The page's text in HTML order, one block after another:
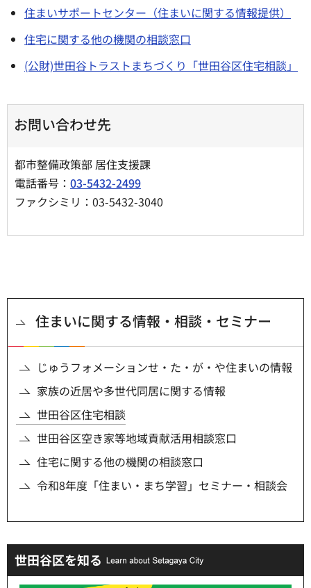
住まいサポートセンター（住まいに関する情報提供）
住宅に関する他の機関の相談窓口
(公財)世田谷トラストまちづくり「世田谷区住宅相談」
お問い合わせ先
都市整備政策部 居住支援課
電話番号： 03-5432-2499
ファクシミリ：03-5432-3040
住まいに関する情報・相談・セミナー
じゅうフォメーションせ・た・が・や住まいの情報
家族の近居や多世代同居に関する情報
世田谷区住宅相談
世田谷区空き家等地域貢献活用相談窓口
住宅に関する他の機関の相談窓口
令和8年度「住まい・まち学習」セミナー・相談会
世田谷区を知る